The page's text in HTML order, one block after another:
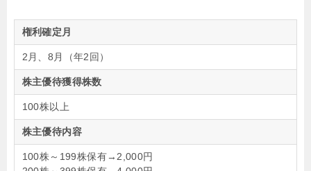
権利確定月
2月、8月（年2回）
株主優待獲得株数
100株以上
株主優待内容
100株～199株保有→2,000円